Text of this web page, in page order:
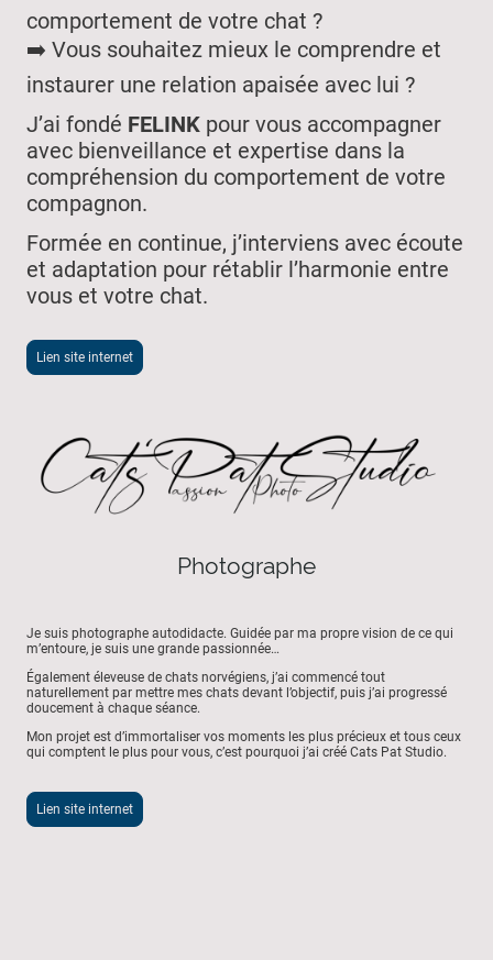
comportement de votre chat ?
➡️ Vous souhaitez mieux le comprendre et
instaurer une relation apaisée avec lui ?
J’ai fondé FELINK pour vous accompagner
avec bienveillance et expertise dans la
compréhension du comportement de votre
compagnon.
Formée en continue, j’interviens avec écoute
et adaptation pour rétablir l’harmonie entre
vous et votre chat.
Lien site internet
Photographe
Je suis photographe autodidacte. Guidée par ma propre vision de ce qui
m’entoure, je suis une grande passionnée…
Également éleveuse de chats norvégiens, j’ai commencé tout
naturellement par mettre mes chats devant l’objectif, puis j’ai progressé
doucement à chaque séance.
Mon projet est d’immortaliser vos moments les plus précieux et tous ceux
qui comptent le plus pour vous, c’est pourquoi j’ai créé Cats Pat Studio.
Lien site internet